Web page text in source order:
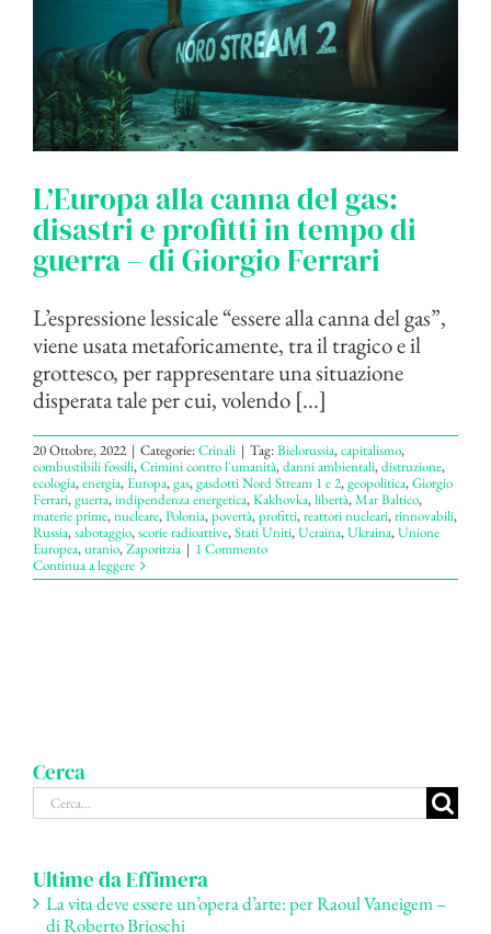
L’Europa alla canna del gas:
disastri e profitti in tempo di
guerra – di Giorgio Ferrari
L’espressione lessicale “essere alla canna del gas”,
viene usata metaforicamente, tra il tragico e il
grottesco, per rappresentare una situazione
disperata tale per cui, volendo [...]
20 Ottobre, 2022 | Categorie:Crinali | Tag:Bielorussia,capitalismo,
combustibili fossili,Crimini contro l'umanità,danni ambientali,distruzione,
ecologia,energia,Europa,gas,gasdotti Nord Stream 1 e 2,geopolitica,Giorgio
Ferrari,guerra,indipendenza energetica,Kakhovka,libertà,Mar Baltico,
materie prime,nucleare,Polonia,povertà,profitti,reattori nucleari,rinnovabili,
Russia,sabotaggio,scorie radioattive,Stati Uniti,Ucraina,Ukraina,Unione
Europea,uranio,Zaporitzia | 1 Commento
Continua a leggere
Cerca
Cerca
per:
Ultime da Effimera
La vita deve essere un’opera d’arte: per Raoul Vaneigem –
di Roberto Brioschi